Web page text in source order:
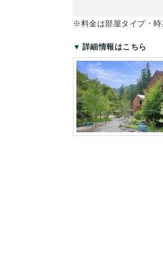
※料金は部屋タイプ・時
詳細情報はこちら